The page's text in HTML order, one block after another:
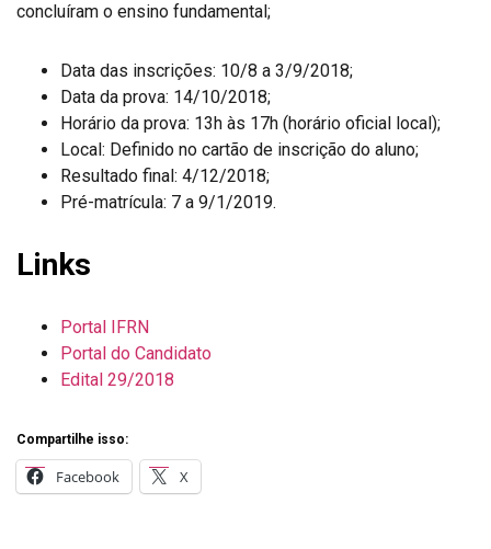
concluíram o ensino fundamental;
Data das inscrições: 10/8 a 3/9/2018;
Data da prova: 14/10/2018;
Horário da prova: 13h às 17h (horário oficial local);
Local: Definido no cartão de inscrição do aluno;
Resultado final: 4/12/2018;
Pré-matrícula: 7 a 9/1/2019.
Links
Portal IFRN
Portal do Candidato
Edital 29/2018
Compartilhe isso:
Facebook X